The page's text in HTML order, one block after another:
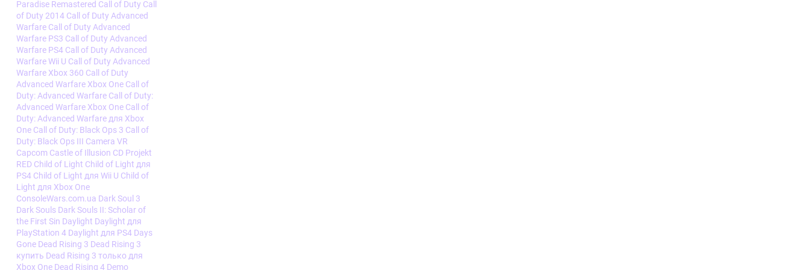
Paradise Remastered Call of Duty Call
of Duty 2014 Call of Duty Advanced
Warfare Call of Duty Advanced
Warfare PS3 Call of Duty Advanced
Warfare PS4 Call of Duty Advanced
Warfare Wii U Call of Duty Advanced
Warfare Xbox 360 Call of Duty
Advanced Warfare Xbox One Call of
Duty: Advanced Warfare Call of Duty:
Advanced Warfare Xbox One Call of
Duty: Advanced Warfare для Xbox
One Call of Duty: Black Ops 3 Call of
Duty: Black Ops III Camera VR
Capcom Castle of Illusion CD Projekt
RED Child of Light Child of Light для
PS4 Child of Light для Wii U Child of
Light для Xbox One
ConsoleWars.com.ua Dark Soul 3
Dark Souls Dark Souls II: Scholar of
the First Sin Daylight Daylight для
PlayStation 4 Daylight для PS4 Days
Gone Dead Rising 3 Dead Rising 3
купить Dead Rising 3 только для
Xbox One Dead Rising 4 Demo